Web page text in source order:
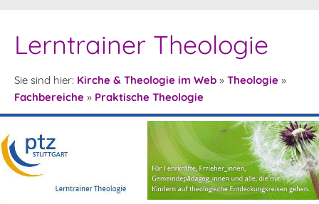
Lerntrainer Theologie
Sie sind hier: Kirche & Theologie im Web » Theologie »
Fachbereiche » Praktische Theologie